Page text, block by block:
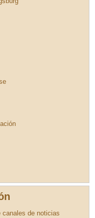
canales de noticias